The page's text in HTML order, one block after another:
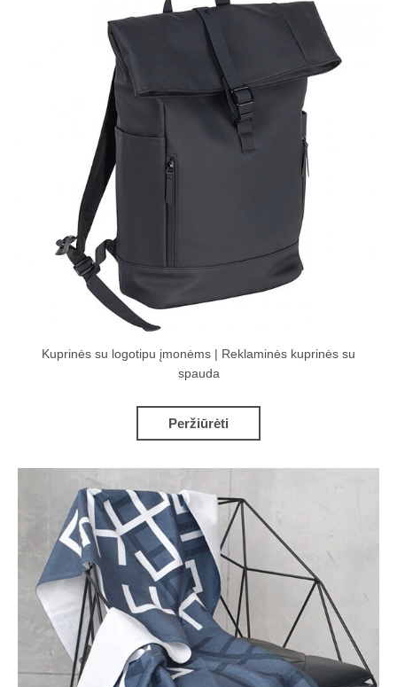
Kuprinės su logotipu įmonėms | Reklaminės kuprinės su
spauda
Peržiūrėti